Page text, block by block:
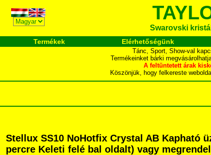
Swarovski
Termékek Elérhetőségünk
Tánc, Sport, Show-val
Termékeinket bárki
A feltüntetett árak
Köszönjük, hogy felkereste
Stellux SS10 NoHotfix Crystal AB Kapható
percre Keleti felé bal oldalt) vagy